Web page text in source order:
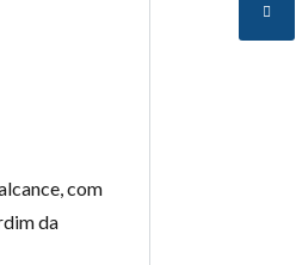
com
da